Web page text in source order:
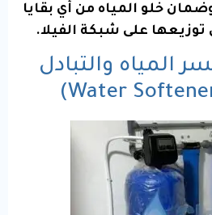
خلو المياه من أي بقايا
توزيعها على شبكة الفيلا.
المياه والتبادل